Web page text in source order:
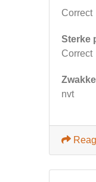
Correct
Sterke
Correct
nvt